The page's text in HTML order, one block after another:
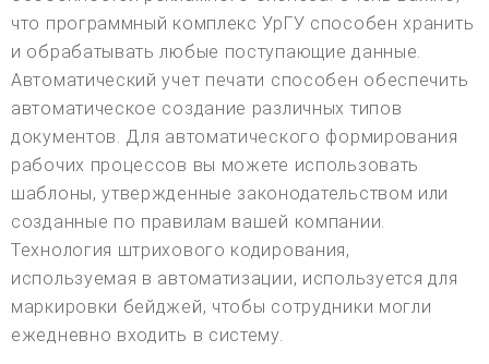
что программный комплекс УрГУ способен хранить
и обрабатывать любые поступающие данные.
Автоматический учет печати способен обеспечить
автоматическое создание различных типов
документов. Для автоматического формирования
рабочих процессов вы можете использовать
шаблоны, утвержденные законодательством или
созданные по правилам вашей компании.
Технология штрихового кодирования,
используемая в автоматизации, используется для
маркировки бейджей, чтобы сотрудники могли
ежедневно входить в систему.